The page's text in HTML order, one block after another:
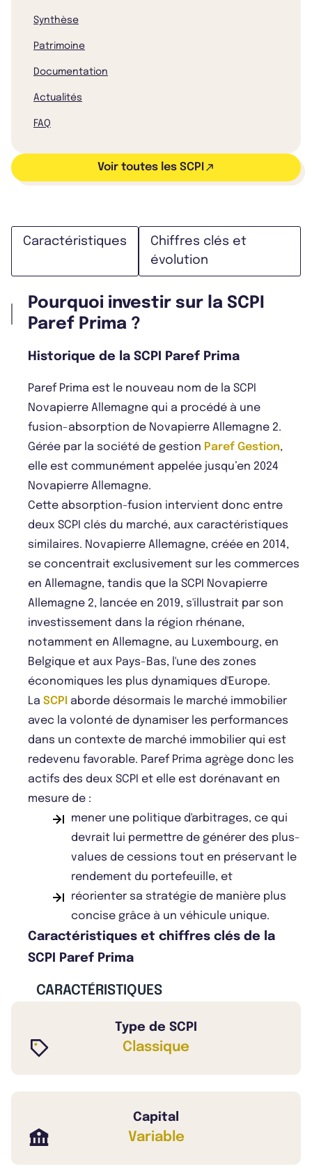
Synthèse
Patrimoine
Documentation
Actualités
FAQ
Voir toutes les SCPI
Caractéristiques
Chiffres clés et
évolution
Pourquoi investir sur la SCPI
Paref Prima ?
Historique de la SCPI Paref Prima
Paref Prima est le nouveau nom de la SCPI
Novapierre Allemagne qui a procédé à une
fusion-absorption de Novapierre Allemagne 2.
Gérée par la société de gestion Paref Gestion,
elle est communément appelée jusqu’en 2024
Novapierre Allemagne.
Cette absorption-fusion intervient donc entre
deux SCPI clés du marché, aux caractéristiques
similaires. Novapierre Allemagne, créée en 2014,
se concentrait exclusivement sur les commerces
en Allemagne, tandis que la SCPI Novapierre
Allemagne 2, lancée en 2019, s'illustrait par son
investissement dans la région rhénane,
notamment en Allemagne, au Luxembourg, en
Belgique et aux Pays-Bas, l'une des zones
économiques les plus dynamiques d'Europe.
La SCPI aborde désormais le marché immobilier
avec la volonté de dynamiser les performances
dans un contexte de marché immobilier qui est
redevenu favorable. Paref Prima agrège donc les
actifs des deux SCPI et elle est dorénavant en
mesure de :
mener une politique d'arbitrages, ce qui
devrait lui permettre de générer des plus-
values de cessions tout en préservant le
rendement du portefeuille, et
réorienter sa stratégie de manière plus
concise grâce à un véhicule unique.
Caractéristiques et chiffres clés de la
SCPI Paref Prima
CARACTÉRISTIQUES
Type de SCPI
Classique
Capital
Variable